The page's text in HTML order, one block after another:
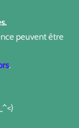
peuvent être
.